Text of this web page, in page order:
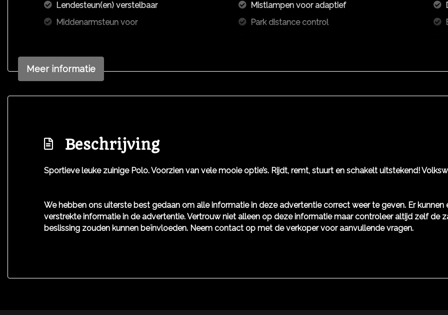
Lendesteun(en) verstelbaar
Middenarmsteun voor
Sportstoelen
Stuur leder
Voorstoelen in hoogte verstelbaar
Mistlampen voor adaptief
Park distance control
R-line exterieur
Meer informatie
Beschrijving
Sportieve leuke zuinige Polo. Voorzien van vele mooie optie’s. Rijdt, remt, stuurt en schakelt uitstekend!
We hebben ons uiterste best gedaan om alle informatie in deze advertentie correct weer te geven. Er
verstrekte informatie in de advertentie. Vertrouw niet alleen op deze informatie maar controleer altijd zelf de
beslissing zouden kunnen beïnvloeden. Neem contact op met de verkoper voor aanvullende vragen.